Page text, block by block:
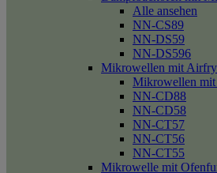
Alle ansehen
NN-CS89
NN-DS59
NN-DS596
Mikrowellen mit
Mikrowellen
NN-CD88
NN-CD58
NN-CT57
NN-CT56
NN-CT55
Mikrowelle mit